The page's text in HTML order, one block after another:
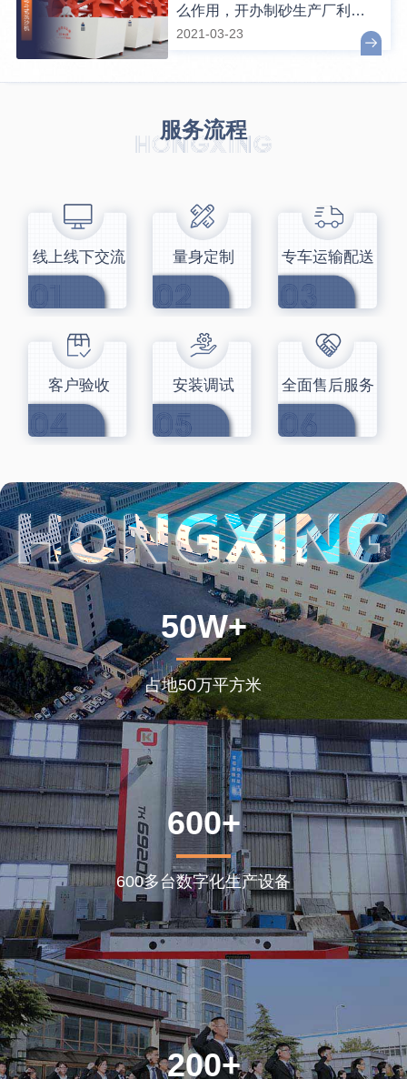
么作用，开办制砂生产厂利润
怎么样？
2021-03-23
服务流程
线上线下交流 量身定制 专车运输配送
客户验收 安装调试 全面售后服务
50W+
占地50万平方米
600+
600多台数字化生产设备
200+